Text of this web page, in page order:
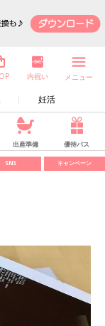
妊活
内祝い メニュー
出産準備 優待パス
SNS キャンペーン